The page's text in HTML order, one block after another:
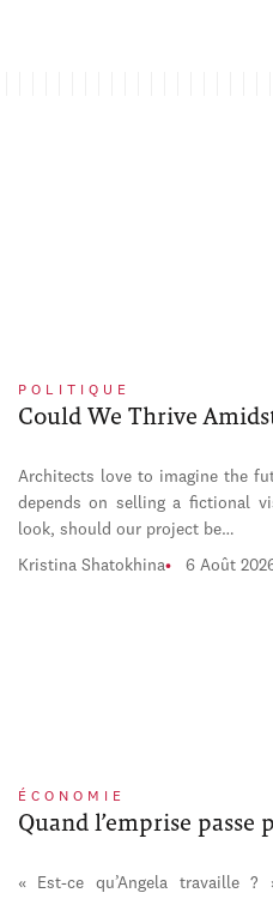
POLITIQUE
Could We Thrive
Architects love to imagine the
depends on selling a fictional
look, should our project be…
Kristina Shatokhina 6 Août
ÉCONOMIE
Quand l’emprise passe
« Est-ce qu’Angela travaille